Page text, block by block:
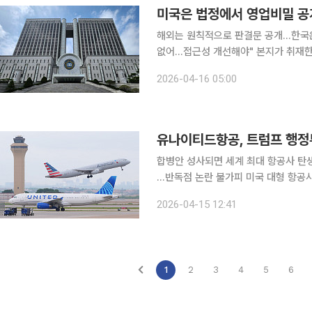
해외는 원칙적으로 판결문 공개…한
없어...접근성 개선해야" 본지가 취재한 구글 사건을 비롯해 국내에서는 영업비밀을 이유로 판결문
있다. 실제 미국 연방대법원은 선고
2026-04-16 05:00
유나이티드항공, 트럼프 행
합병안 성사되면 세계 최대 항공사
…반독점 논란 불가피 미국 대형 항공사 유나이티드항공이 경쟁사인 아메리칸항공과 합병하는 방안
커비 유나이티드항공 최고경영자
2026-04-15 12:41
1 2 3 4 5 6